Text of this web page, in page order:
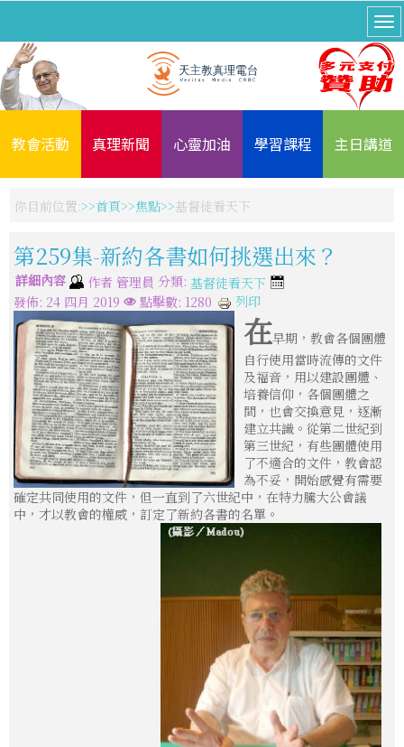
教會活動 真理新聞 心靈加油 學習課程 主日講道
你目前位置: 首頁 焦點 基督徒看天下
第259集-新約各書如何挑選出來？
詳細內容 作者 管理員 分類: 基督徒看天下
發佈: 24 四月 2019
點擊數: 1280 列印
在早期，教會各個團體
自行使用當時流傳的文件
及福音，用以建設團體、
培養信仰，各個團體之
間，也會交換意見，逐漸
建立共識。從第二世紀到
第三世紀，有些團體使用
了不適合的文件，教會認
為不妥，開始感覺有需要
確定共同使用的文件，但一直到了六世紀中，在特力騰大公會議
中，才以教會的權威，訂定了新約各書的名單。